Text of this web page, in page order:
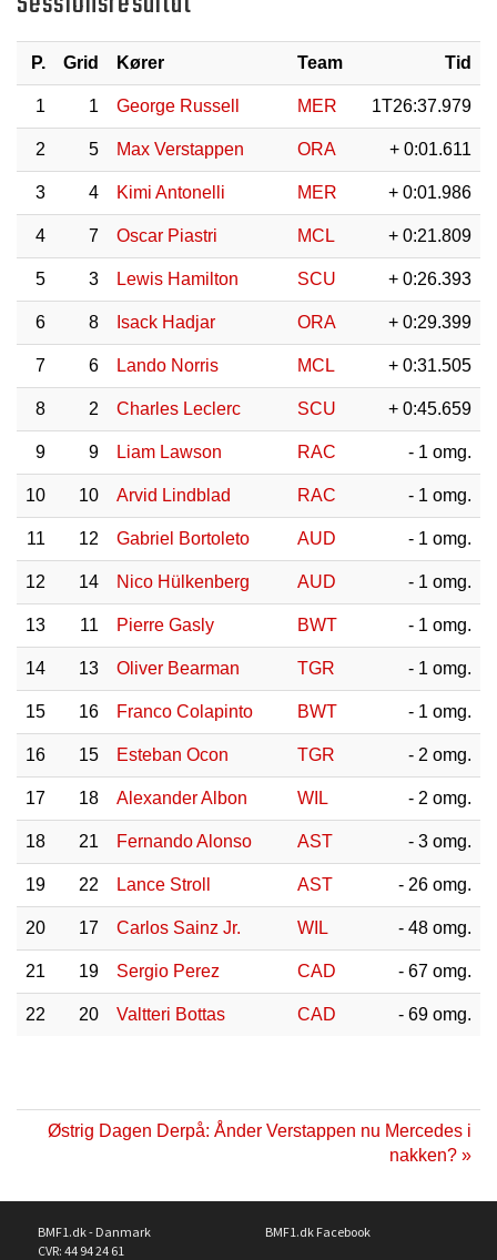
P. Grid Kører Team Tid
1 1 George Russell MER 1T26:37.979
2 5 Max Verstappen ORA + 0:01.611
3 4 Kimi Antonelli MER + 0:01.986
4 7 Oscar Piastri MCL + 0:21.809
5 3 Lewis Hamilton SCU + 0:26.393
6 8 Isack Hadjar ORA + 0:29.399
7 6 Lando Norris MCL + 0:31.505
8 2 Charles Leclerc SCU + 0:45.659
9 9 Liam Lawson RAC - 1 omg.
10 10 Arvid Lindblad RAC - 1 omg.
11 12 Gabriel Bortoleto AUD - 1 omg.
12 14 Nico Hülkenberg AUD - 1 omg.
13 11 Pierre Gasly BWT - 1 omg.
14 13 Oliver Bearman TGR - 1 omg.
15 16 Franco Colapinto BWT - 1 omg.
16 15 Esteban Ocon TGR - 2 omg.
17 18 Alexander Albon WIL - 2 omg.
18 21 Fernando Alonso AST - 3 omg.
19 22 Lance Stroll AST - 26 omg.
20 17 Carlos Sainz Jr. WIL - 48 omg.
21 19 Sergio Perez CAD - 67 omg.
22 20 Valtteri Bottas CAD - 69 omg.
Østrig Dagen Derpå: Ånder Verstappen nu Mercedes i
nakken? »
BMF1.dk - Danmark
CVR: 44 94 24 61
BMF1.dk Facebook